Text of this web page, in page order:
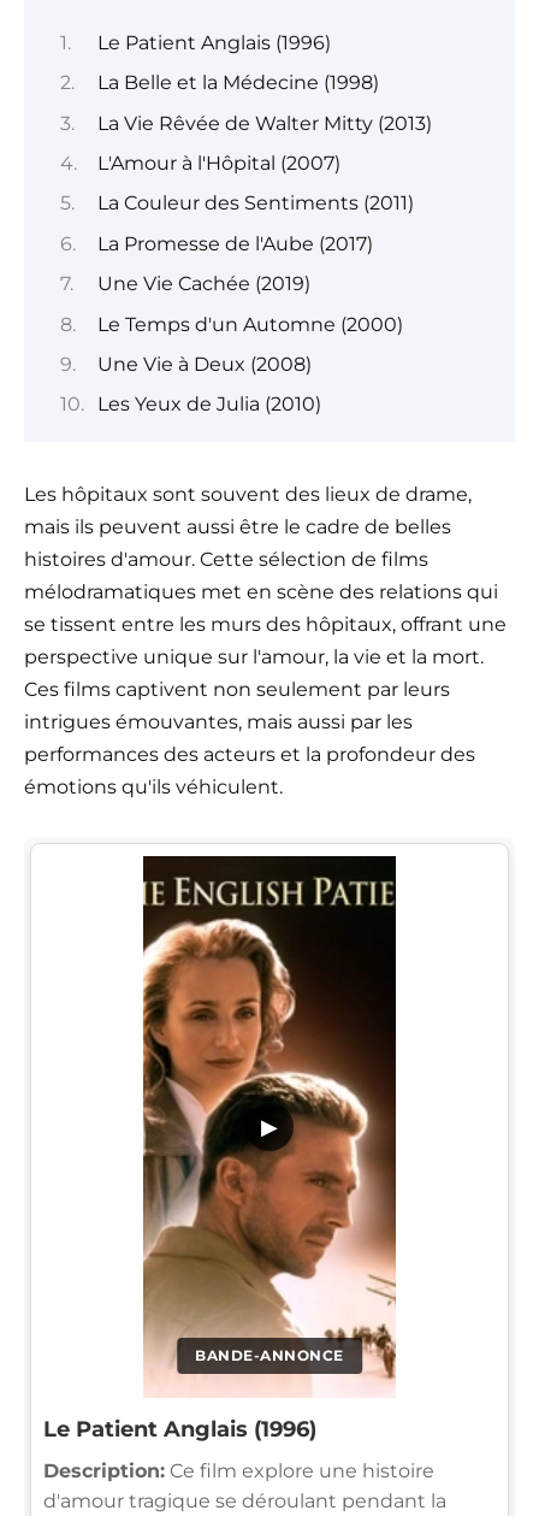
Le Patient Anglais (1996)
La Belle et la Médecine (1998)
La Vie Rêvée de Walter Mitty (2013)
L'Amour à l'Hôpital (2007)
La Couleur des Sentiments (2011)
La Promesse de l'Aube (2017)
Une Vie Cachée (2019)
Le Temps d'un Automne (2000)
Une Vie à Deux (2008)
Les Yeux de Julia (2010)
Les hôpitaux sont souvent des lieux de drame,
mais ils peuvent aussi être le cadre de belles
histoires d'amour. Cette sélection de films
mélodramatiques met en scène des relations qui
se tissent entre les murs des hôpitaux, offrant une
perspective unique sur l'amour, la vie et la mort.
Ces films captivent non seulement par leurs
intrigues émouvantes, mais aussi par les
performances des acteurs et la profondeur des
émotions qu'ils véhiculent.
BANDE-ANNONCE
▶
Le Patient Anglais (1996)
Description: Ce film explore une histoire
d'amour tragique se déroulant pendant la